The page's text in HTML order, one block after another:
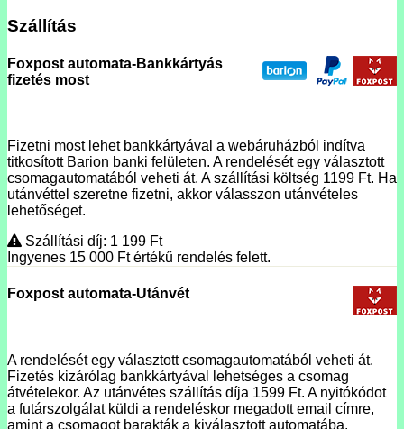
Szállítás
Foxpost automata-Bankkártyás
fizetés most
Fizetni most lehet bankkártyával a webáruházból indítva
titkosított Barion banki felületen. A rendelését egy választott
csomagautomatából veheti át. A szállítási költség 1199 Ft. Ha
utánvéttel szeretne fizetni, akkor válasszon utánvételes
lehetőséget.
Szállítási díj: 1 199 Ft
Ingyenes 15 000 Ftértékű rendelés felett.
Foxpost automata-Utánvét
A rendelését egy választott csomagautomatából veheti át.
Fizetés kizárólag bankkártyával lehetséges a csomag
átvételekor. Az utánvétes szállítás díja 1599 Ft. A nyitókódot
a futárszolgálat küldi a rendeléskor megadott email címre,
amint a csomagot barakták a kiválasztott automatába.